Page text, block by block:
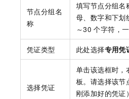
节点分组名
称
填写节点分组名
母、数字和下划
～30 个字符，
凭证类型 此处选择专用凭
选择凭证
单击该选框时，
板。请选择该节
刚添加好的凭证